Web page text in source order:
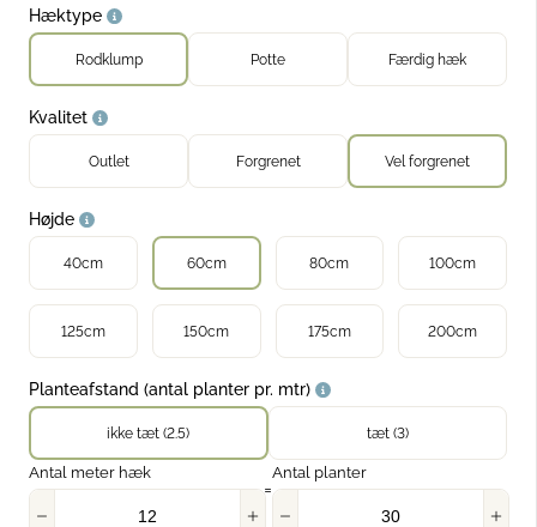
hækplanter
Hæktype
Rodklump Potte Færdig hæk
Kvalitet
Outlet Forgrenet Vel forgrenet
Højde
40cm 60cm 80cm 100cm
125cm 150cm 175cm 200cm
Planteafstand (antal planter pr. mtr)
ikke tæt (2.5) tæt (3)
Antal meter hæk
=
Antal planter